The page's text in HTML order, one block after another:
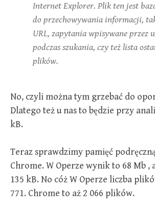
Internet Explorer. Plik ten jest
do przechowywania informacji,
URL, zapytania wpisywane przez
podczas szukania, czy też lista
plików.
No, czyli można tym grzebać do
Dlatego też u nas to będzie przy
kB.
Teraz sprawdzimy pamięć
Chrome. W Operze wynik to 68 Mb ,
135 kB. No cóż W Operze liczba
771. Chrome to aż 2 066 plików.